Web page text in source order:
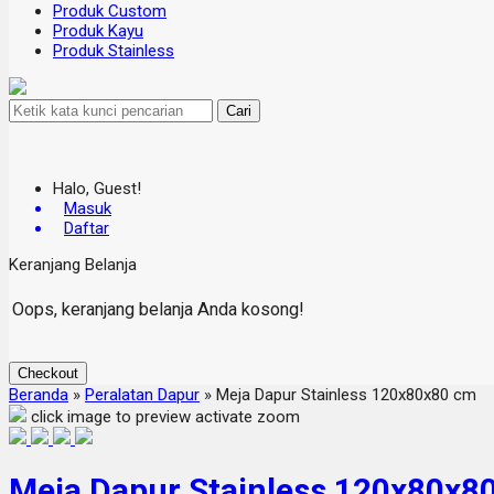
Produk Custom
Produk Kayu
Produk Stainless
Cari
Halo, Guest!
Masuk
Daftar
Keranjang Belanja
Oops, keranjang belanja Anda kosong!
Checkout
Beranda » Peralatan Dapur » Meja Dapur Stainless 120x80x80 cm
click image to preview activate zoom